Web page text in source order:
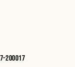
200017